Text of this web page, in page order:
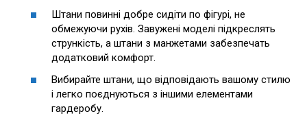
Штани повинні добре сидіти по фігурі, не
обмежуючи рухів. Завужені моделі підкреслять
стрункість, а штани з манжетами забезпечать
додатковий комфорт.
Вибирайте штани, що відповідають вашому стилю
і легко поєднуються з іншими елементами
гардеробу.